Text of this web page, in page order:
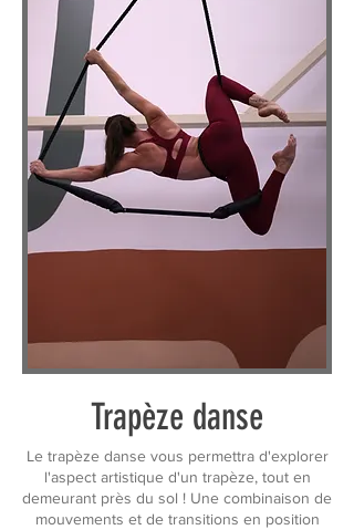
Trapèze danse
Le trapèze danse vous permettra d'explorer
l'aspect artistique d'un trapèze, tout en
demeurant près du sol ! Une combinaison de
mouvements et de transitions en position